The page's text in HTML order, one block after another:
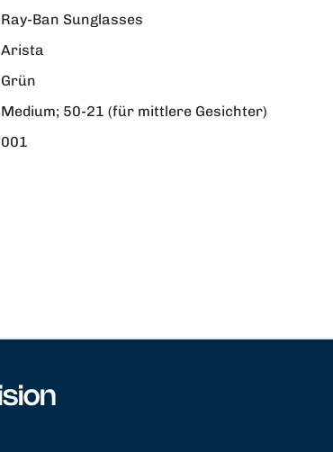
Ray-Ban Sunglasses
Arista
Grün
Medium; 50-21 (für mittlere Gesichter)
001